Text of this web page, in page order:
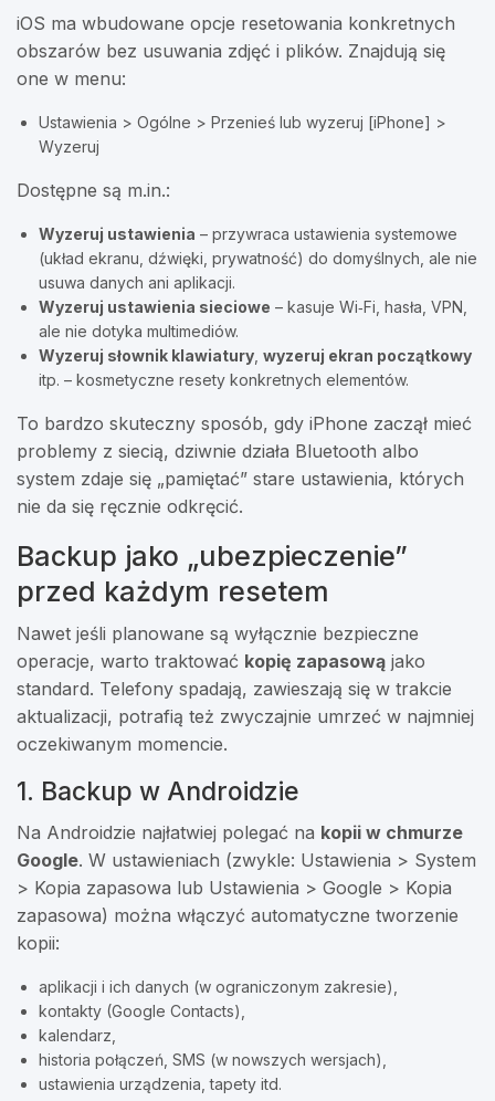
iOS ma wbudowane opcje resetowania konkretnych
obszarów bez usuwania zdjęć i plików. Znajdują się
one w menu:
Ustawienia > Ogólne > Przenieś lub wyzeruj [iPhone] >
Wyzeruj
Dostępne są m.in.:
Wyzeruj ustawienia – przywraca ustawienia systemowe
(układ ekranu, dźwięki, prywatność) do domyślnych, ale nie
usuwa danych ani aplikacji.
Wyzeruj ustawienia sieciowe – kasuje Wi‑Fi, hasła, VPN,
ale nie dotyka multimediów.
Wyzeruj słownik klawiatury wyzeruj ekran początkowy
itp. – kosmetyczne resety konkretnych elementów.
To bardzo skuteczny sposób, gdy iPhone zaczął mieć
problemy z siecią, dziwnie działa Bluetooth albo
system zdaje się „pamiętać” stare ustawienia, których
nie da się ręcznie odkręcić.
Backup jako „ubezpieczenie”
przed każdym resetem
Nawet jeśli planowane są wyłącznie bezpieczne
operacje, warto traktować kopię zapasową jako
standard. Telefony spadają, zawieszają się w trakcie
aktualizacji, potrafią też zwyczajnie umrzeć w najmniej
oczekiwanym momencie.
1. Backup w Androidzie
Na Androidzie najłatwiej polegać na kopii w chmurze
Google. W ustawieniach (zwykle: Ustawienia > System
> Kopia zapasowa lub Ustawienia > Google > Kopia
zapasowa) można włączyć automatyczne tworzenie
kopii:
aplikacji i ich danych (w ograniczonym zakresie),
kontakty (Google Contacts),
kalendarz,
historia połączeń, SMS (w nowszych wersjach),
ustawienia urządzenia, tapety itd.